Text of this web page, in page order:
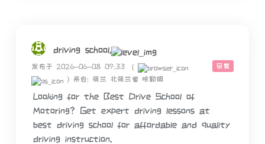
driving school,
回复
发布于 2026-06-08 09:33
(
) 来自: 荷兰 北荷兰省 哈勒姆
Looking for the Best Drive School of
Motoring? Get expert driving lessons at
best driving school for affordable and quality
driving instruction.